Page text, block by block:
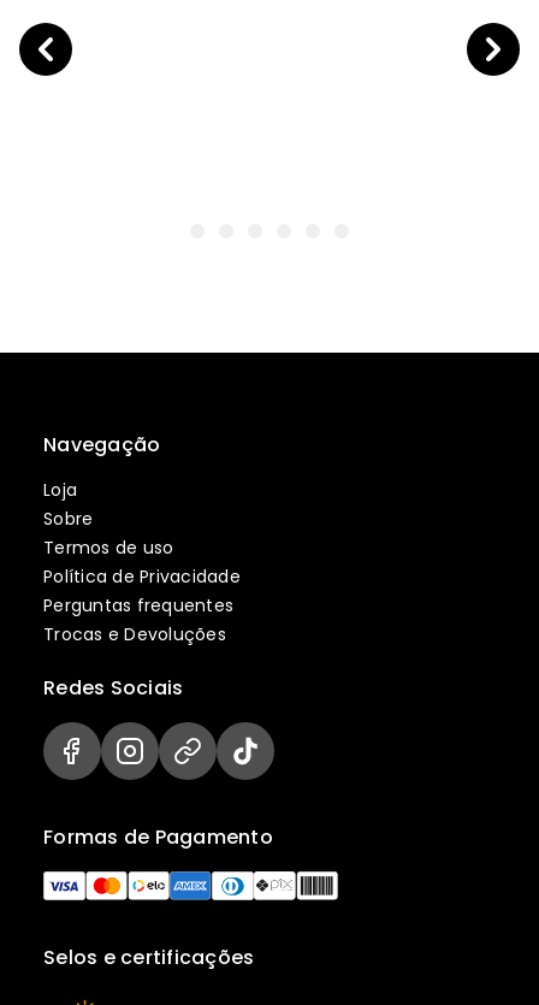
Navegação
Loja
Sobre
Termos de uso
Política de Privacidade
Perguntas frequentes
Trocas e Devoluções
Selos e certificações
Formas de Pagamento
Redes Sociais